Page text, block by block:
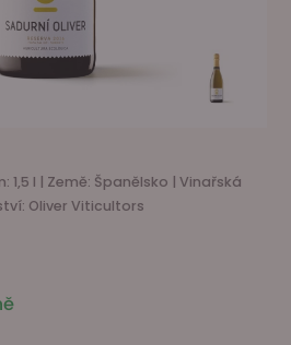
1,5 l | Země: Španělsko | Vinařská
Oliver Viticultors